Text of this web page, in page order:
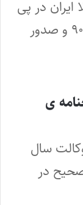
ایران در پی
شکایت معترضان آزمون وکالت سال ۹۰ و صدور
ی
سال
صحیح در